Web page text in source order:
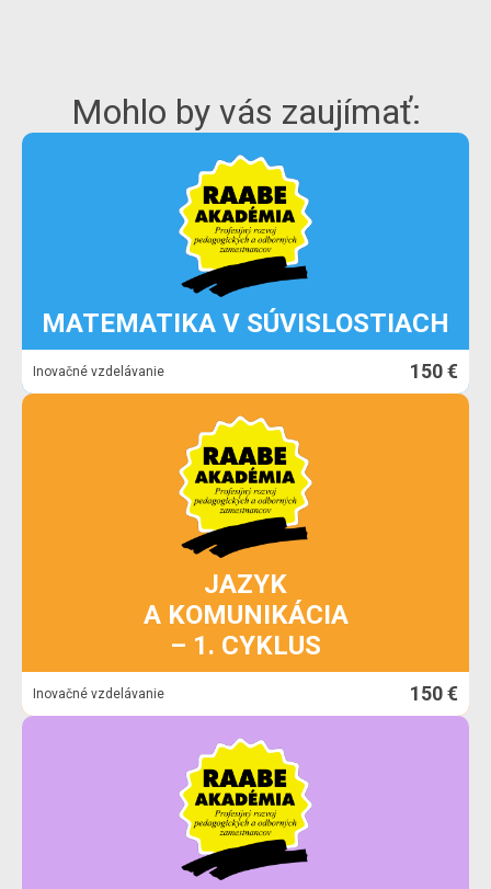
Mohlo by vás zaujímať:
MATEMATIKA V SÚVISLOSTIACH
Inovačné vzdelávanie 150 €
JAZYK
A KOMUNIKÁCIA
– 1. CYKLUS
Inovačné vzdelávanie 150 €